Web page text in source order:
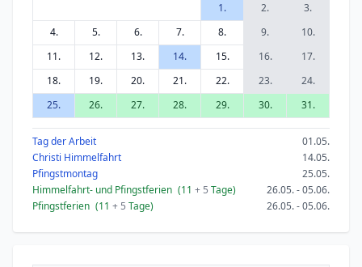
1.
2.
3.
4.
5. 6. 7. 8. 9.
10.
11.
12. 13. 14. 15. 16.
17.
18.
19. 20. 21. 22. 23.
24.
25.
26. 27. 28. 29. 30. 31.
Tag der Arbeit
01.05.
Christi Himmelfahrt
14.05.
Pfingstmontag
25.05.
Himmelfahrt- und Pfingstferien (11 + 5 Tage)
26.05. - 05.06.
Pfingstferien (11 + 5 Tage) 26.05. - 05.06.